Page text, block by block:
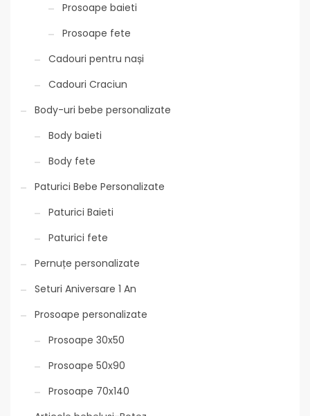
Prosoape baieti
Prosoape fete
Cadouri pentru nași
Cadouri Craciun
Body-uri bebe personalizate
Body baieti
Body fete
Paturici Bebe Personalizate
Paturici Baieti
Paturici fete
Pernuțe personalizate
Seturi Aniversare 1 An
Prosoape personalizate
Prosoape 30x50
Prosoape 50x90
Prosoape 70x140